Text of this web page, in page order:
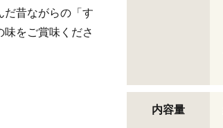
だ昔ながらの「す
をご賞味くださ
内容量